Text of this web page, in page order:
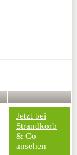
Jetzt bei
Strandkorb
& Co
ansehen